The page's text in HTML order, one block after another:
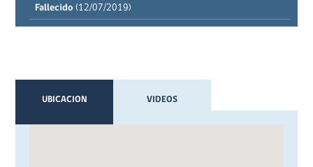
Fallecido (12/07/2019)
UBICACION VIDEOS